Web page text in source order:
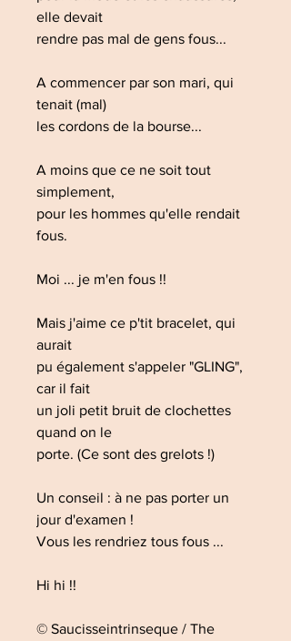
elle devait
rendre pas mal de gens fous...
A commencer par son mari, qui
tenait (mal)
les cordons de la bourse...
A moins que ce ne soit tout
simplement,
pour les hommes qu'elle rendait
fous.
Moi ... je m'en fous !!
Mais j'aime ce p'tit bracelet, qui
aurait
pu également s'appeler "GLING",
car il fait
un joli petit bruit de clochettes
quand on le
porte. (Ce sont des grelots !)
Un conseil : à ne pas porter un
jour d'examen !
Vous les rendriez tous fous ...
Hi hi !!
© Saucisseintrinseque / The